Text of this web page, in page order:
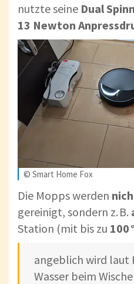
nutzte seine Dual
13 Newton
© Smart Home Fox
Die Mopps werden
gereinigt, sondern z. B.
Station (mit bis zu 100
angeblich wird laut
Wasser beim